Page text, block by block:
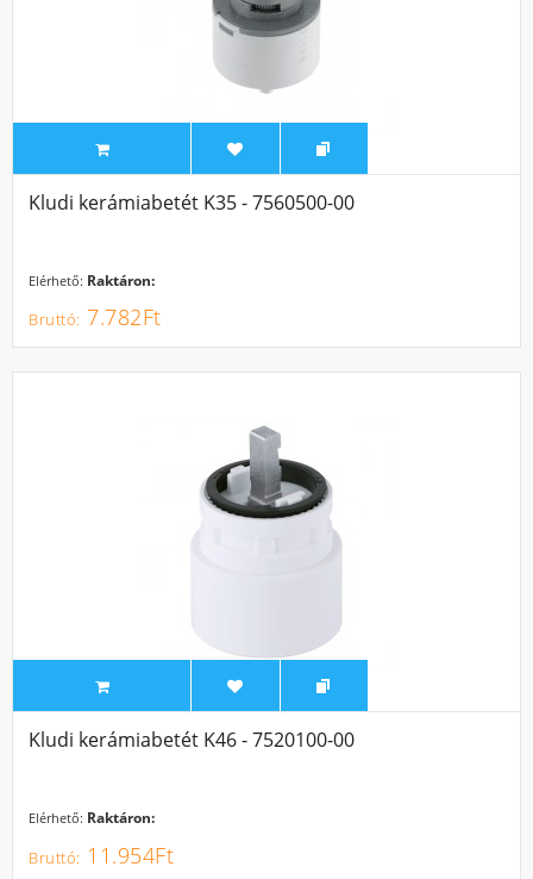
Kludi kerámiabetét K35 - 7560500-00
Elérhető: Raktáron:
7.782Ft
Kludi kerámiabetét K46 - 7520100-00
Elérhető: Raktáron:
11.954Ft